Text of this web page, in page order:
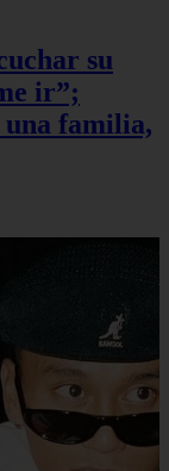
su
ir”;
una familia,